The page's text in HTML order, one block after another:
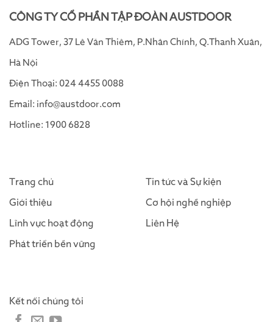
CÔNG TY CỔ PHẦN TẬP ĐOÀN AUSTDOOR
ADG Tower, 37 Lê Văn Thiêm, P.Nhân Chính, Q.Thanh Xuân,
Hà Nội
Điện Thoại: 024 4455 0088
Email: info@austdoor.com
Hotline: 1900 6828
Trang chủ
Giới thiệu
Lĩnh vực hoạt động
Phát triển bền vững
Tin tức và Sự kiện
Cơ hội nghề nghiệp
Liên Hệ
Kết nối chúng tôi